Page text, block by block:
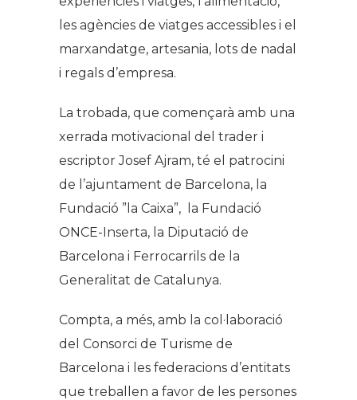
les agències de viatges accessibles i el
marxandatge, artesania, lots de nadal
i regals d’empresa.
La trobada, que començarà amb una
xerrada motivacional del trader i
escriptor Josef Ajram, té el patrocini
de l’ajuntament de Barcelona, la
Fundació ”la Caixa”, la Fundació
ONCE-Inserta, la Diputació de
Barcelona i Ferrocarrils de la
Generalitat de Catalunya.
Compta, a més, amb la col·laboració
del Consorci de Turisme de
Barcelona i les federacions d’entitats
que treballen a favor de les persones